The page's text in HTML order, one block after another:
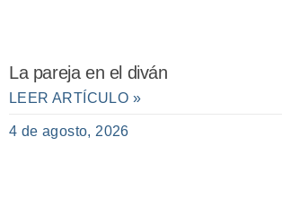
La pareja en el diván
LEER ARTÍCULO »
4 de agosto, 2026